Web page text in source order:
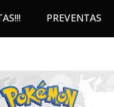
PREVENTAS